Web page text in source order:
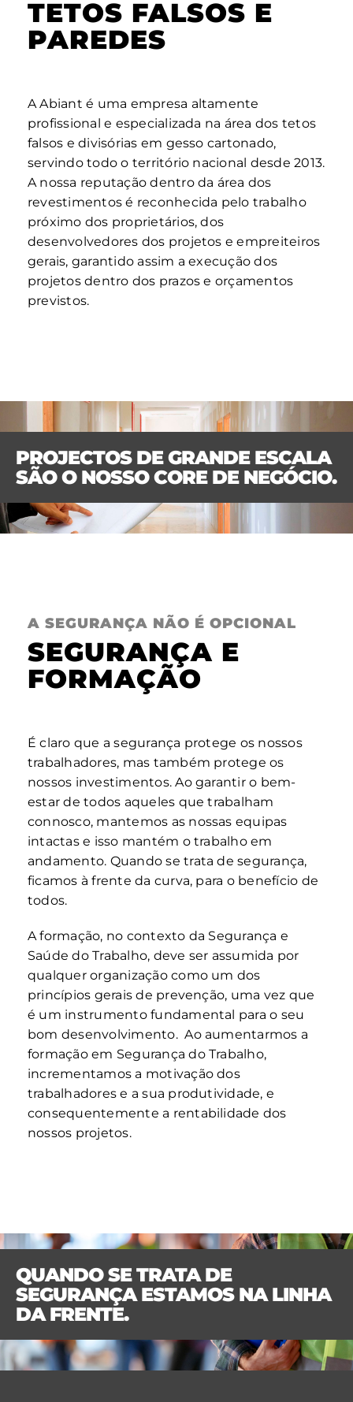
TETOS FALSOS E
PAREDES
A Abiant é uma empresa altamente
profissional e especializada na área dos tetos
falsos e divisórias em gesso cartonado,
servindo todo o território nacional desde 2013.
A nossa reputação dentro da área dos
revestimentos é reconhecida pelo trabalho
próximo dos proprietários, dos
desenvolvedores dos projetos e empreiteiros
gerais, garantido assim a execução dos
projetos dentro dos prazos e orçamentos
previstos.
PROJECTOS DE GRANDE ESCALA
SÃO O NOSSO CORE DE NEGÓCIO.
QUANDO SE TRATA DE
SEGURANÇA ESTAMOS NA LINHA
DA FRENTE.
A SEGURANÇA NÃO É OPCIONAL
SEGURANÇA E
FORMAÇÃO
É claro que a segurança protege os nossos
trabalhadores, mas também protege os
nossos investimentos. Ao garantir o bem-
estar de todos aqueles que trabalham
connosco, mantemos as nossas equipas
intactas e isso mantém o trabalho em
andamento. Quando se trata de segurança,
ficamos à frente da curva, para o benefício de
todos.
A formação, no contexto da Segurança e
Saúde do Trabalho, deve ser assumida por
qualquer organização como um dos
princípios gerais de prevenção, uma vez que
é um instrumento fundamental para o seu
bom desenvolvimento. Ao aumentarmos a
formação em Segurança do Trabalho,
incrementamos a motivação dos
trabalhadores e a sua produtividade, e
consequentemente a rentabilidade dos
nossos projetos.